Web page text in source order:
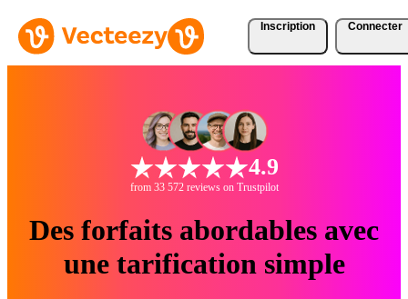
Inscription Connecter
4.9
from 33 572 reviews on Trustpilot
Des forfaits abordables avec
une tarification simple